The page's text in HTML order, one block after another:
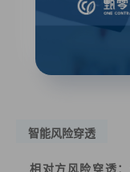
智能风险穿透
相对方风险穿透：